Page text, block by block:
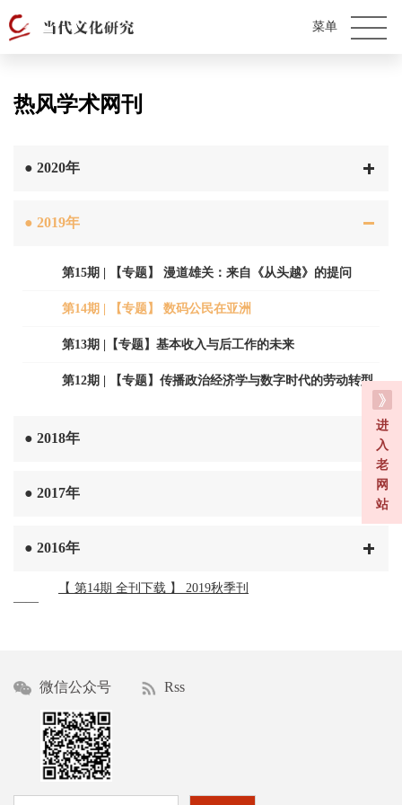
进
入
老
网
站
热风学术网刊
● 2020年
● 2019年
第15期 | 【专题】 漫道雄关：来自《从头越》的提问
第14期 | 【专题】 数码公民在亚洲
第13期 |【专题】基本收入与后工作的未来
第12期 | 【专题】传播政治经济学与数字时代的劳动转型
● 2018年
● 2017年
● 2016年
——
【 第14期 全刊下载 】 2019秋季刊
微信公众号 Rss